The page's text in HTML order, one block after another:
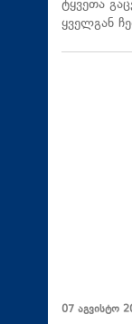
ტყვეთა
ყველგან
07 აგვისტო